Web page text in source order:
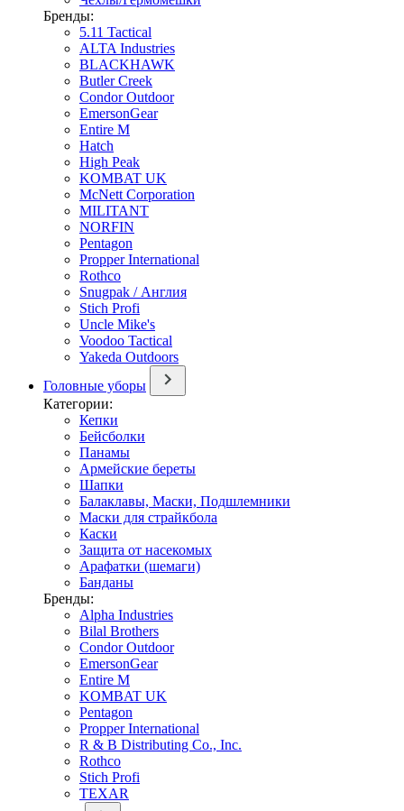
Бренды:
5.11 Tactical
ALTA Industries
BLACKHAWK
Butler Creek
Condor Outdoor
EmersonGear
Entire M
Hatch
High Peak
KOMBAT UK
McNett Corporation
MILITANT
NORFIN
Pentagon
Propper International
Rothco
Snugpak / Англия
Stich Profi
Uncle Mike's
Voodoo Tactical
Yakeda Outdoors
Головные уборы
Категории:
Кепки
Бейсболки
Панамы
Армейские береты
Шапки
Балаклавы, Маски, Подшлемники
Маски для страйкбола
Каски
Защита от насекомых
Арафатки (шемаги)
Банданы
Бренды:
Alpha Industries
Bilal Brothers
Condor Outdoor
EmersonGear
Entire M
KOMBAT UK
Pentagon
Propper International
R & B Distributing Co., Inc.
Rothco
Stich Profi
TEXAR